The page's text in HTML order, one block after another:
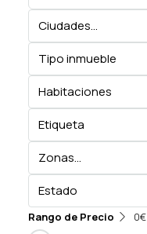
Ciudades...
Tipo inmueble
Habitaciones
Etiqueta
Zonas...
Estado
Rango de Precio 0€